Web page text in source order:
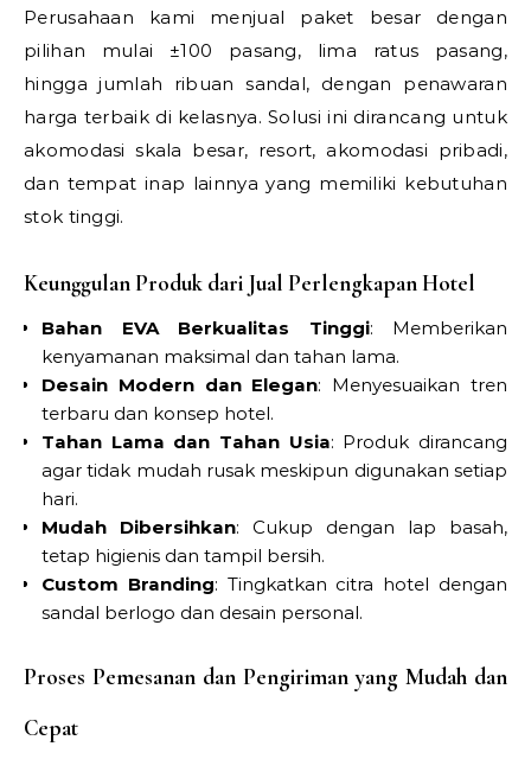
Perusahaan kami menjual paket besar dengan
pilihan mulai ±100 pasang, lima ratus pasang,
hingga jumlah ribuan sandal, dengan penawaran
harga terbaik di kelasnya. Solusi ini dirancang untuk
akomodasi skala besar, resort, akomodasi pribadi,
dan tempat inap lainnya yang memiliki kebutuhan
stok tinggi.
Keunggulan Produk dari Jual Perlengkapan Hotel
Bahan EVA Berkualitas Tinggi: Memberikan
kenyamanan maksimal dan tahan lama.
Desain Modern dan Elegan: Menyesuaikan tren
terbaru dan konsep hotel.
Tahan Lama dan Tahan Usia: Produk dirancang
agar tidak mudah rusak meskipun digunakan setiap
hari.
Mudah Dibersihkan: Cukup dengan lap basah,
tetap higienis dan tampil bersih.
Custom Branding: Tingkatkan citra hotel dengan
sandal berlogo dan desain personal.
Proses Pemesanan dan Pengiriman yang Mudah dan
Cepat